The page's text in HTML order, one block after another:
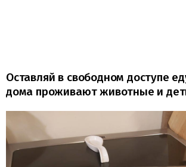
Оставляй в свободном доступе
дома проживают животные и